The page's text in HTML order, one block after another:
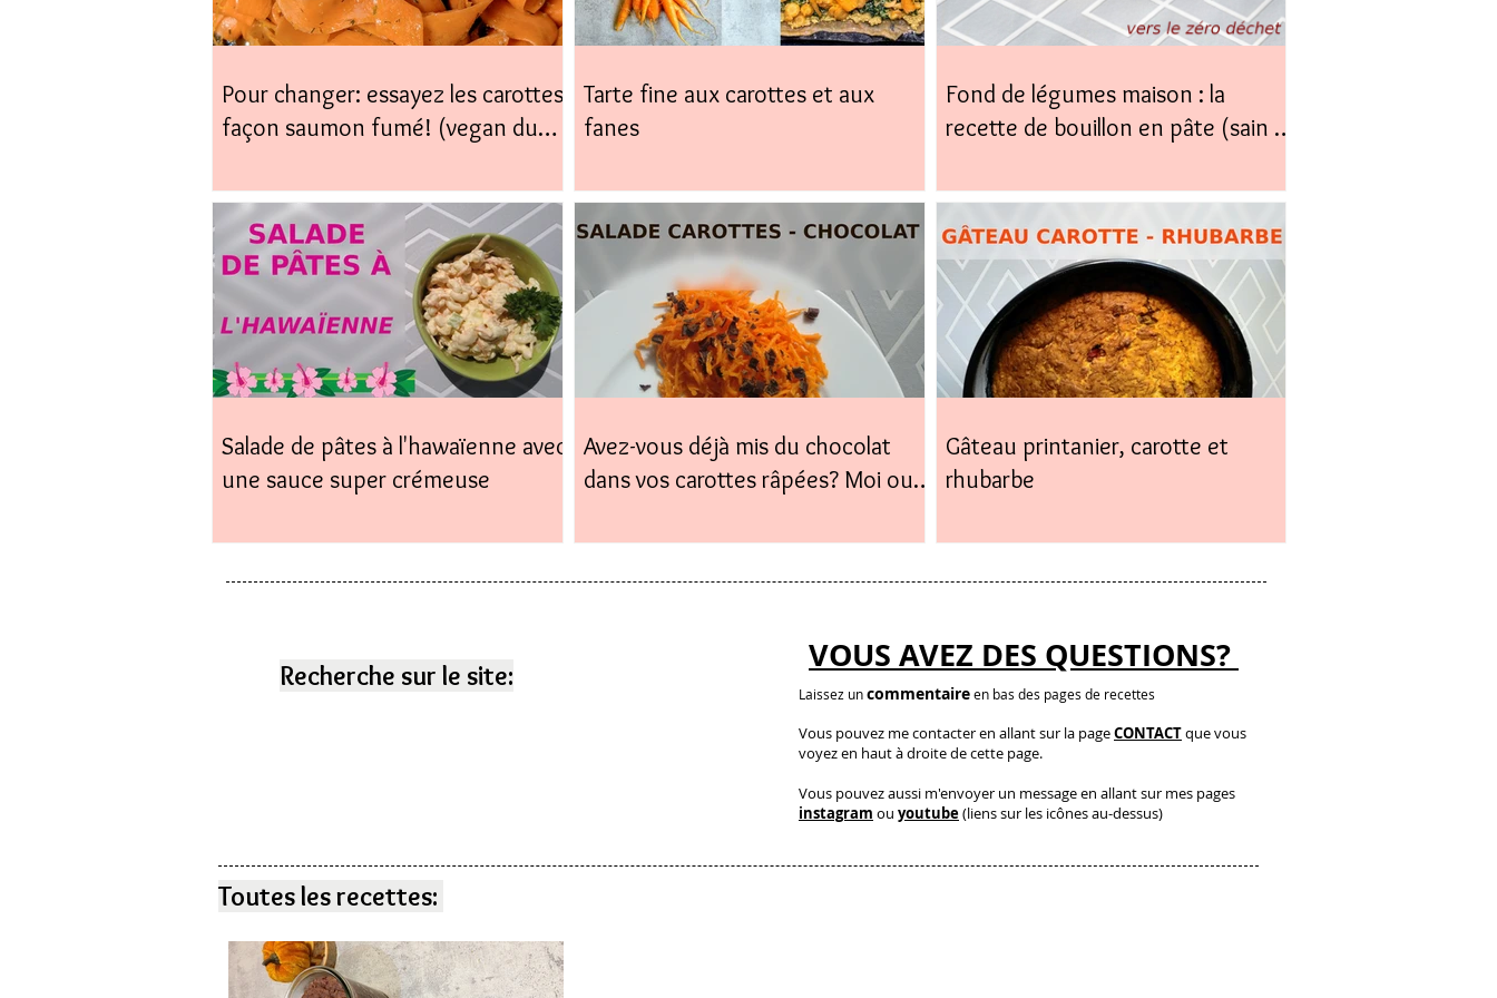
Pour changer: essayez les carottes,
façon saumon fumé! (vegan du
Tarte fine aux carottes et aux
fanes
Fond de légumes maison : la
recette de bouillon en pâte (sain &
Salade de pâtes à l'hawaïenne avec
une sauce super crémeuse
Avez-vous déjà mis du chocolat
dans vos carottes râpées? Moi oui,
Gâteau printanier, carotte et
rhubarbe
Recherche sur le site:
VOUS AVEZ DES QUESTIONS?
Laissez uncommentaireen bas des pages de recettes
Vous pouvez me contacter en allant sur la pageCONTACTque vous
voyez en haut à droite de cette page.
Vous pouvez aussi m'envoyer un message en allant sur mes pages
instagram ou youtube(liens sur les icônes au-dessus)
Toutes les recettes: